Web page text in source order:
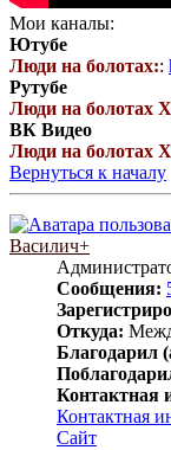
Мои каналы:
Ютубе
Люди на болотах::
Рутубе
Люди на болотах
ВК Видео
Люди на болотах
Вернуться к началу
Василич+
Сообщения:
Откуда:
Благодарил
Контактная
Контактная
Сайт